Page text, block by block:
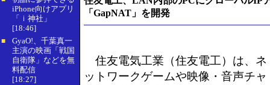
iPhone向けアプリ
「ｉ神社」
[18:46]
■
GyaO!、千葉真一
主演の映画「戦国
自衛隊」などを無
料配信
[18:27]
「GapNAT」を開発
住友電気工業（住友電工）は、ネ
ットワークゲームや映像・音声チャ